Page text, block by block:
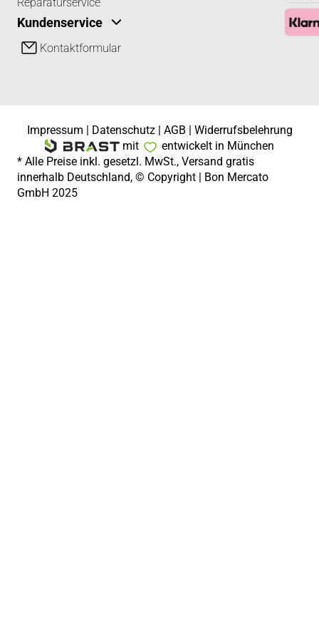
Kundenservice
Kontaktformular
Impressum | Datenschutz| AGB | Widerrufsbelehrung
mit
entwickelt in München
* Alle Preise inkl. gesetzl. MwSt., Versand gratis
innerhalb Deutschland, © Copyright | Bon Mercato
GmbH 2025